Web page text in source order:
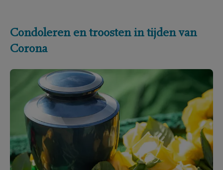
Condoleren en troosten in tijden van
Corona